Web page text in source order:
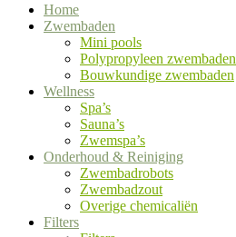
Home
Zwembaden
Mini pools
Polypropyleen zwembaden
Bouwkundige zwembaden
Wellness
Spa’s
Sauna’s
Zwemspa’s
Onderhoud & Reiniging
Zwembadrobots
Zwembadzout
Overige chemicaliën
Filters